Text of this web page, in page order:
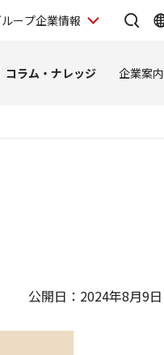
ープ企業情報
コラム・ナレッジ 企業案内
公開日：2024年8月9日